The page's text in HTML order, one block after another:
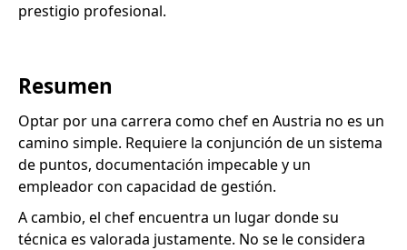
prestigio profesional.
Resumen
Optar por una carrera como chef en Austria no es un
camino simple. Requiere la conjunción de un sistema
de puntos, documentación impecable y un
empleador con capacidad de gestión.
A cambio, el chef encuentra un lugar donde su
técnica es valorada justamente. No se le considera